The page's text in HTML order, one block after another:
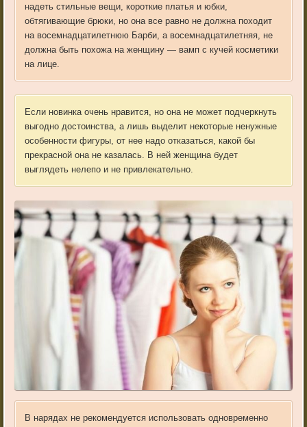
надеть стильные вещи, короткие платья и юбки,
обтягивающие брюки, но она все равно не должна походит
на восемнадцатилетнюю Барби, а восемнадцатилетняя, не
должна быть похожа на женщину — вамп с кучей косметики
на лице.
Если новинка очень нравится, но она не может подчеркнуть
выгодно достоинства, а лишь выделит некоторые ненужные
особенности фигуры, от нее надо отказаться, какой бы
прекрасной она не казалась. В ней женщина будет
выглядеть нелепо и не привлекательно.
В нарядах не рекомендуется использовать одновременно